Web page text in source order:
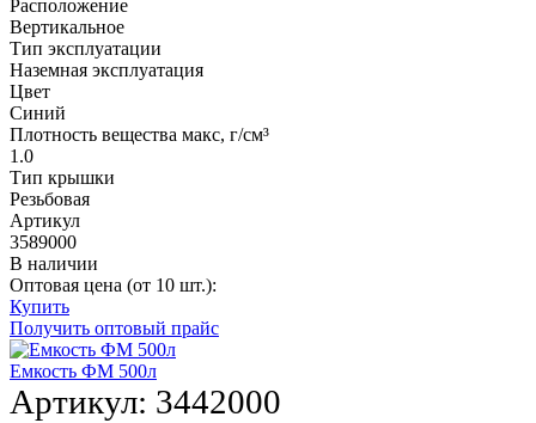
Расположение
Вертикальное
Тип эксплуатации
Наземная эксплуатация
Цвет
Синий
Плотность вещества макс, г/см³
1.0
Тип крышки
Резьбовая
Артикул
3589000
В наличии
Оптовая цена (от 10 шт.):
Купить
Получить оптовый прайс
Емкость ФМ 500л
Артикул: 3442000